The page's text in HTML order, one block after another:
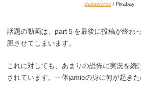
dadaworks / Pixabay
話題の動画は、part５を最後に投稿が終わ
胆させてしまいます。
これに対しても、あまりの恐怖に実況を続
されています。一体jamieの身に何が起き